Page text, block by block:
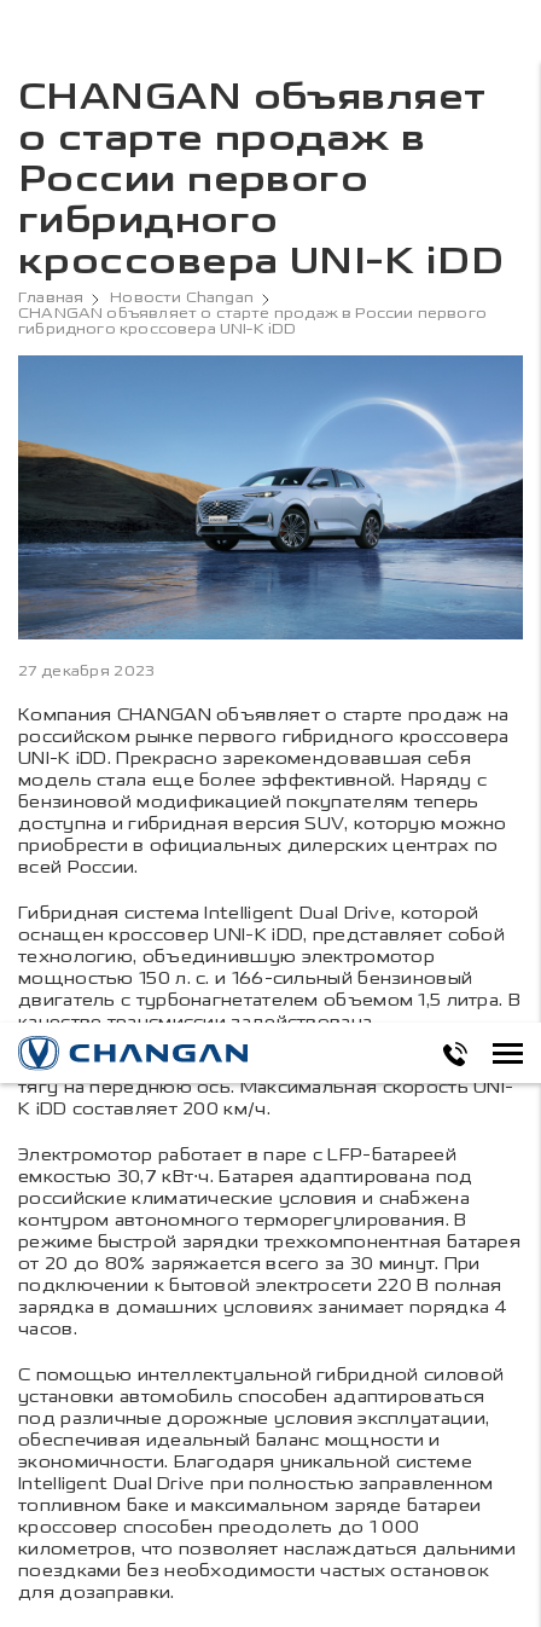
CHANGAN объявляет
о старте продаж в
России первого
гибридного
кроссовера UNI-K iDD
Главная
Новости Changan
CHANGAN объявляет о старте продаж в России первого
гибридного кроссовера UNI-K iDD
27 декабря 2023
Компания CHANGAN объявляет о старте продаж на
российском рынке первого гибридного кроссовера
UNI-K iDD. Прекрасно зарекомендовавшая себя
модель стала еще более эффективной. Наряду с
бензиновой модификацией покупателям теперь
доступна и гибридная версия SUV, которую можно
приобрести в официальных дилерских центрах по
всей России.
Гибридная система Intelligent Dual Drive, которой
оснащен кроссовер UNI-K iDD, представляет собой
технологию, объединившую электромотор
мощностью 150 л. с. и 166-сильный бензиновый
двигатель с турбонагнетателем объемом 1,5 литра. В
качестве трансмиссии задействована
шестиступенчатая автоматическая
роботизированная коробка передач, передающая
тягу на переднюю ось. Максимальная скорость UNI-
K iDD составляет 200 км/ч.
Электромотор работает в паре с LFP-батареей
емкостью 30,7 кВт⋅ч. Батарея адаптирована под
российские климатические условия и снабжена
контуром автономного терморегулирования. В
режиме быстрой зарядки трехкомпонентная батарея
от 20 до 80% заряжается всего за 30 минут. При
подключении к бытовой электросети 220 В полная
зарядка в домашних условиях занимает порядка 4
часов.
С помощью интеллектуальной гибридной силовой
установки автомобиль способен адаптироваться
под различные дорожные условия эксплуатации,
обеспечивая идеальный баланс мощности и
экономичности. Благодаря уникальной системе
Intelligent Dual Drive при полностью заправленном
топливном баке и максимальном заряде батареи
кроссовер способен преодолеть до 1 000
километров, что позволяет наслаждаться дальними
поездками без необходимости частых остановок
для дозаправки.